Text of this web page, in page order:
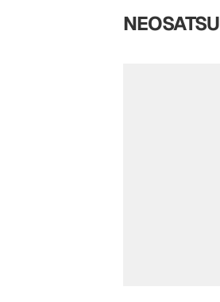
NEOSATSU